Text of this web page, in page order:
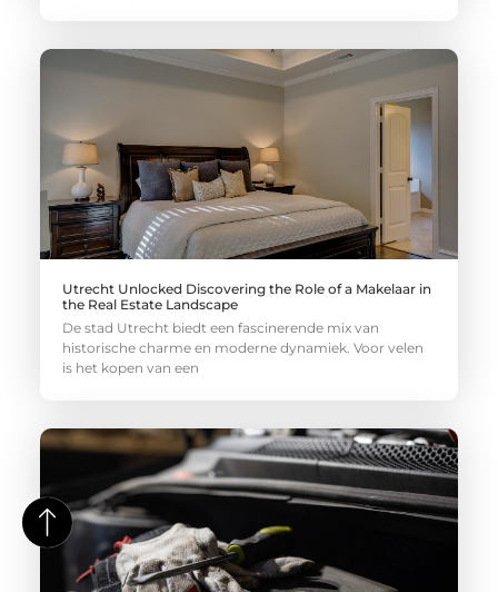
Utrecht Unlocked Discovering the Role of a Makelaar in
the Real Estate Landscape
De stad Utrecht biedt een fascinerende mix van
historische charme en moderne dynamiek. Voor velen
is het kopen van een